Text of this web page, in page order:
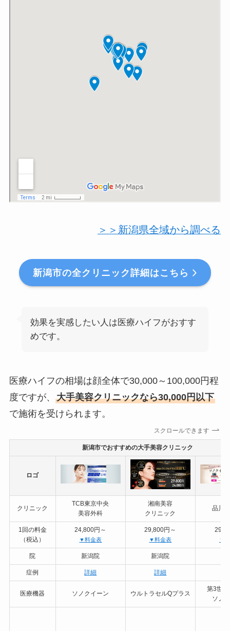
＞＞新潟県全域から調べる
新潟市の全クリニック詳細はこちら
効果を実感したい人は医療ハイフがおすす
めです。
医療ハイフの相場は顔全体で30,000～100,000円程
度ですが、 大手美容クリニックなら30,000円以下
で施術を受けられます。
スクロールできます
新潟市でおすすめの大手美容クリニック
ロゴ
クリニック
TCB東京中央
美容外科
湘南美容
クリニック
品川
1回の料金
（税込）
24,800円～
▼料金表
29,800円～
▼料金表 ▼
院 新潟院 新潟院
症例 詳細 詳細
医療機器 ソノクイーン ウルトラセルQプラス
第3世
ソノ